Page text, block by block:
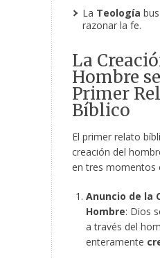
La Teología
razonar la fe.
La
Hombre
Primer
Bíblico
El primer relato
creación del
en tres momentos
Anuncio de la
Hombre: Dios
a través del
enteramente